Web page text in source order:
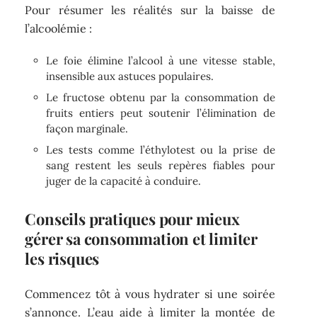
Pour résumer les réalités sur la baisse de
l’alcoolémie :
Le foie élimine l’alcool à une vitesse stable,
insensible aux astuces populaires.
Le fructose obtenu par la consommation de
fruits entiers peut soutenir l’élimination de
façon marginale.
Les tests comme l’éthylotest ou la prise de
sang restent les seuls repères fiables pour
juger de la capacité à conduire.
Conseils pratiques pour mieux
gérer sa consommation et limiter
les risques
Commencez tôt à vous hydrater si une soirée
s’annonce. L’eau aide à limiter la montée de